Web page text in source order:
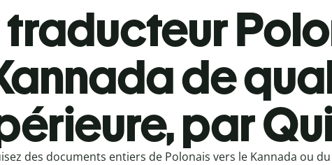
traducteur
de
par
des documents entiers de Polonais vers le Kannada ou